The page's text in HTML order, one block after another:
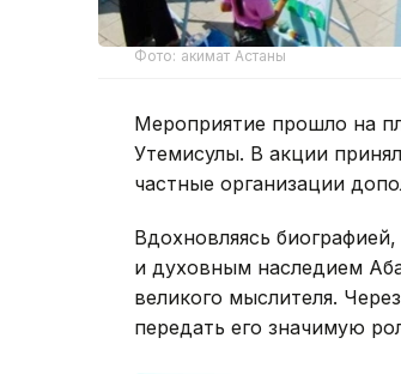
Фото: акимат Астаны
Мероприятие прошло на
Утемисулы. В акции
частные организации
Вдохновляясь
и духовным наследием
великого мыслителя.
передать его значимую